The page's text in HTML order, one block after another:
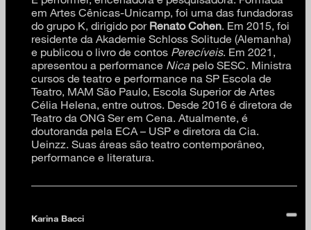
em Artes Cênicas-Unicamp, foi uma das fundadoras
do grupo K, dirigido por Renato Cohen. Em 2015, foi
residente da Akademie Schloss Solitude (Alemanha)
e publicou o livro de contos Perecíveis. Em 2021,
apresentou a performance Nica pelo SESC. Ministra
cursos de teatro e performance na SP Escola de
Teatro, MAM São Paulo, Escola Superior de Artes
Célia Helena, entre outros. Desde 2016 é diretora de
Teatro da ONG Ser em Cena. Atualmente, é
doutoranda pela ECA – USP e diretora da Cia.
Ueinzz. Suas áreas são teatro contemporâneo,
performance e literatura.
Karina Bacci